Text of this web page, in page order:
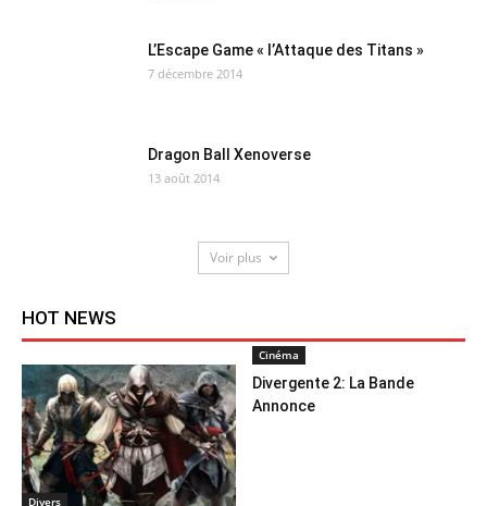
L’Escape Game « l’Attaque des Titans »
7 décembre 2014
Dragon Ball Xenoverse
13 août 2014
Voir plus
HOT NEWS
Divers
Cinéma
Divergente 2: La Bande
Annonce